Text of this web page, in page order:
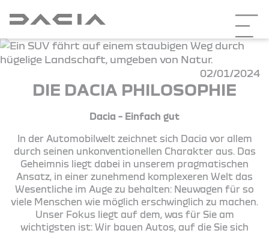
02/01/2024
DIE DACIA PHILOSOPHIE
Dacia – Einfach gut
In der Automobilwelt zeichnet sich Dacia vor allem
durch seinen unkonventionellen Charakter aus. Das
Geheimnis liegt dabei in unserem pragmatischen
Ansatz, in einer zunehmend komplexeren Welt das
Wesentliche im Auge zu behalten: Neuwagen für so
viele Menschen wie möglich erschwinglich zu machen.
Unser Fokus liegt auf dem, was für Sie am
wichtigsten ist: Wir bauen Autos, auf die Sie sich